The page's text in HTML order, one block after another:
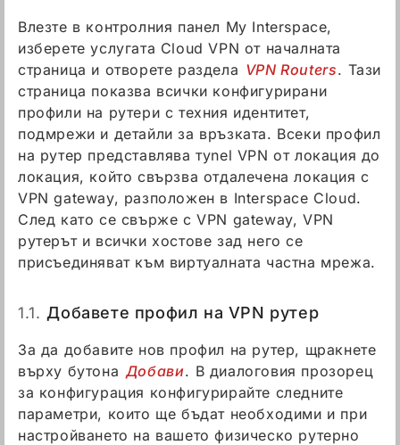
Влезте в контролния панел My Interspace,
изберете услугата Cloud VPN от началната
страница и отворете раздела VPN Routers. Тази
страница показва всички конфигурирани
профили на рутери с техния идентитет,
подмрежи и детайли за връзката. Всеки профил
на рутер представлява туnel VPN от локация до
локация, който свързва отдалечена локация с
VPN gateway, разположен в Interspace Cloud.
След като се свърже с VPN gateway, VPN
рутерът и всички хостове зад него се
присъединяват към виртуалната частна мрежа.
1.1. Добавете профил на VPN рутер
За да добавите нов профил на рутер, щракнете
върху бутона Добави. В диалоговия прозорец
за конфигурация конфигурирайте следните
параметри, които ще бъдат необходими и при
настройването на вашето физическо рутерно